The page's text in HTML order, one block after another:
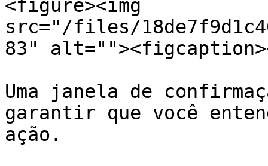
<figure><img
src="/files/
83"
Uma janela de
garantir que você
ação.